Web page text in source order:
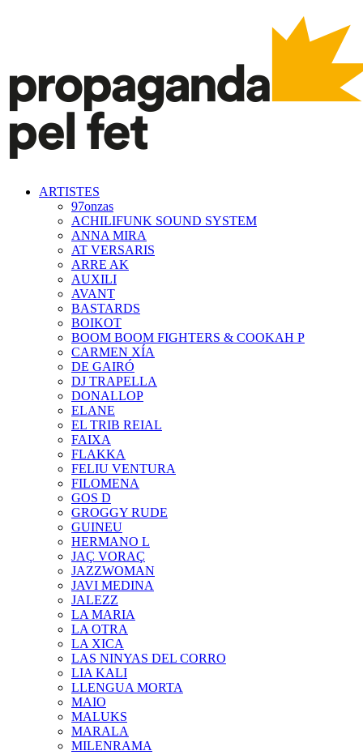
ARTISTES
97onzas
ACHILIFUNK SOUND SYSTEM
ANNA MIRA
AT VERSARIS
ARRE AK
AUXILI
AVANT
BASTARDS
BOIKOT
BOOM BOOM FIGHTERS & COOKAH P
CARMEN XÍA
DE GAIRÓ
DJ TRAPELLA
DONALLOP
ELANE
EL TRIB REIAL
FAIXA
FLAKKA
FELIU VENTURA
FILOMENA
GOS D
GROGGY RUDE
GUINEU
HERMANO L
JAÇ VORAÇ
JAZZWOMAN
JAVI MEDINA
JALEZZ
LA MARIA
LA OTRA
LA XICA
LAS NINYAS DEL CORRO
LIA KALI
LLENGUA MORTA
MAIO
MALUKS
MARALA
MILENRAMA